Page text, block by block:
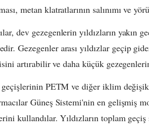
metan klatratlarının salınımı ve
dev gezegenlerin yıldızların yakın
Gezegenler arası yıldızlar geçip
artırabilir ve daha küçük
geçişlerinin PETM ve diğer iklim
Güneş Sistemi'nin en gelişmiş
kullandılar. Yıldızların toplam geçiş